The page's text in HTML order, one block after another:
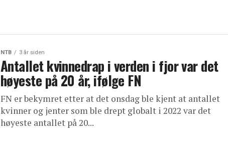
NTB 3 år siden
Antallet kvinnedrap i verden i fjor var det
høyeste på 20 år, ifølge FN
FN er bekymret etter at det onsdag ble kjent at antallet
kvinner og jenter som ble drept globalt i 2022 var det
høyeste antallet på 20...